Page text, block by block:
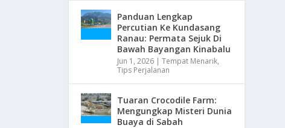
Panduan Lengkap
Percutian Ke Kundasang
Ranau: Permata Sejuk Di
Bawah Bayangan Kinabalu
Jun 1, 2026 |Tempat Menarik,
Tips Perjalanan
Tuaran Crocodile Farm:
Mengungkap Misteri Dunia
Buaya di Sabah